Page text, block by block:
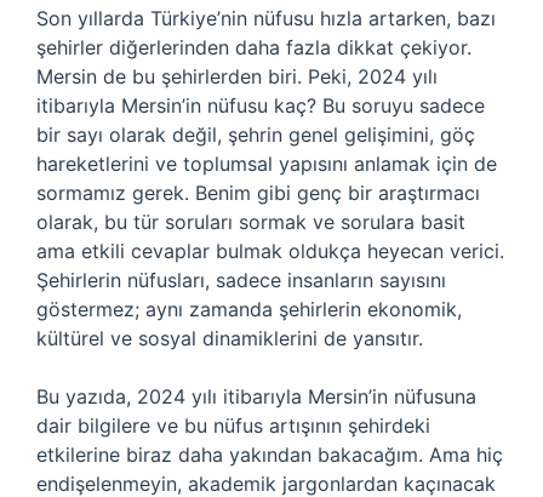
Son yıllarda Türkiye’nin nüfusu hızla artarken, bazı
şehirler diğerlerinden daha fazla dikkat çekiyor.
Mersin de bu şehirlerden biri. Peki, 2024 yılı
itibarıyla Mersin’in nüfusu kaç? Bu soruyu sadece
bir sayı olarak değil, şehrin genel gelişimini, göç
hareketlerini ve toplumsal yapısını anlamak için de
sormamız gerek. Benim gibi genç bir araştırmacı
olarak, bu tür soruları sormak ve sorulara basit
ama etkili cevaplar bulmak oldukça heyecan verici.
Şehirlerin nüfusları, sadece insanların sayısını
göstermez; aynı zamanda şehirlerin ekonomik,
kültürel ve sosyal dinamiklerini de yansıtır.
Bu yazıda, 2024 yılı itibarıyla Mersin’in nüfusuna
dair bilgilere ve bu nüfus artışının şehirdeki
etkilerine biraz daha yakından bakacağım. Ama hiç
endişelenmeyin, akademik jargonlardan kaçınacak